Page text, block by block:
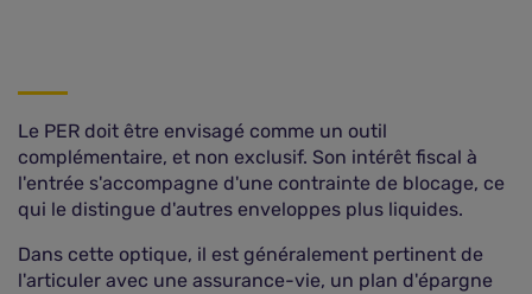
Le PER doit être envisagé comme un outil
complémentaire, et non exclusif. Son intérêt fiscal à
l'entrée s'accompagne d'une contrainte de blocage, ce
qui le distingue d'autres enveloppes plus liquides.
Dans cette optique, il est généralement pertinent de
l'articuler avec une assurance-vie, un plan d'épargne